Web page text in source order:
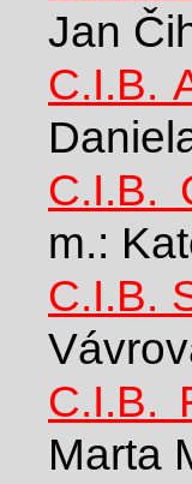
Jan
C.I.B.
C.I.B.
m.:
C.I.B.
C.I.B.
Marta